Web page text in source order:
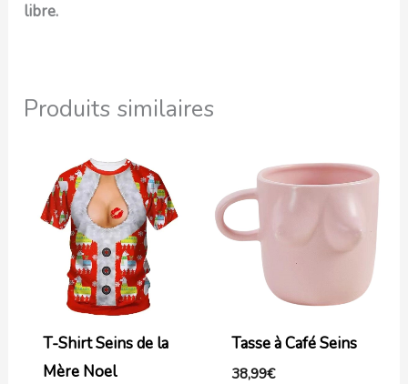
libre.
Produits similaires
T-Shirt Seins de la
Mère Noel
Tasse à Café Seins
38,99€